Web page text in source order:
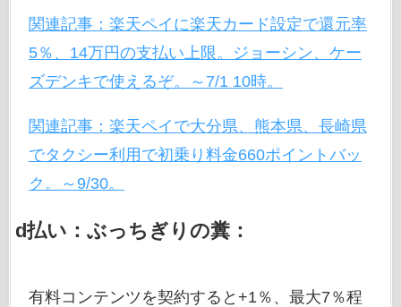
関連記事：楽天ペイに楽天カード設定で還元率
5％、14万円の支払い上限。ジョーシン、ケー
ズデンキで使えるぞ。～7/1 10時。
関連記事：楽天ペイで大分県、熊本県、長崎県
でタクシー利用で初乗り料金660ポイントバッ
ク。～9/30。
d払い：ぶっちぎりの糞：
有料コンテンツを契約すると+1％、最大7％程